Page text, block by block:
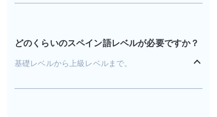
どのくらいのスペイン語レベルが必要ですか？
基礎レベルから上級レベルまで。